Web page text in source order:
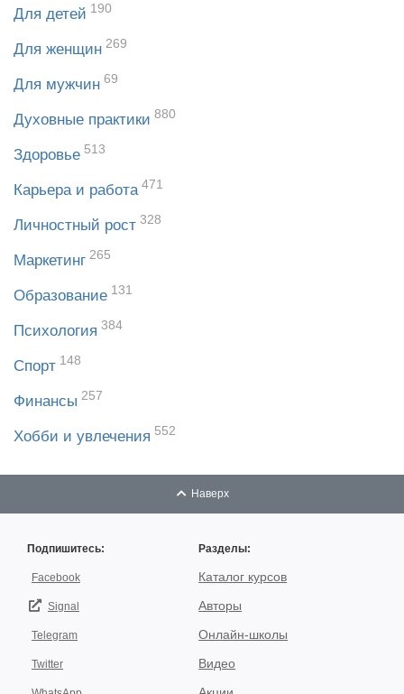
Для детей 190
Для женщин 269
Для мужчин 69
Духовные практики 880
Здоровье 513
Карьера и работа 471
Личностный рост 328
Маркетинг 265
Образование 131
Психология 384
Спорт 148
Финансы 257
Хобби и увлечения 552
Наверх
Подпишитесь:
Facebook
Signal
Telegram
Twitter
Разделы:
Каталог курсов
Авторы
Онлайн-школы
Видео